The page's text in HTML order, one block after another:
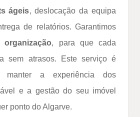
ágeis, deslocação da equipa
de relatórios. Garantimos
, para que cada
sem atrasos. Este serviço é
manter a experiência dos
e a gestão do seu imóvel
ponto do Algarve.